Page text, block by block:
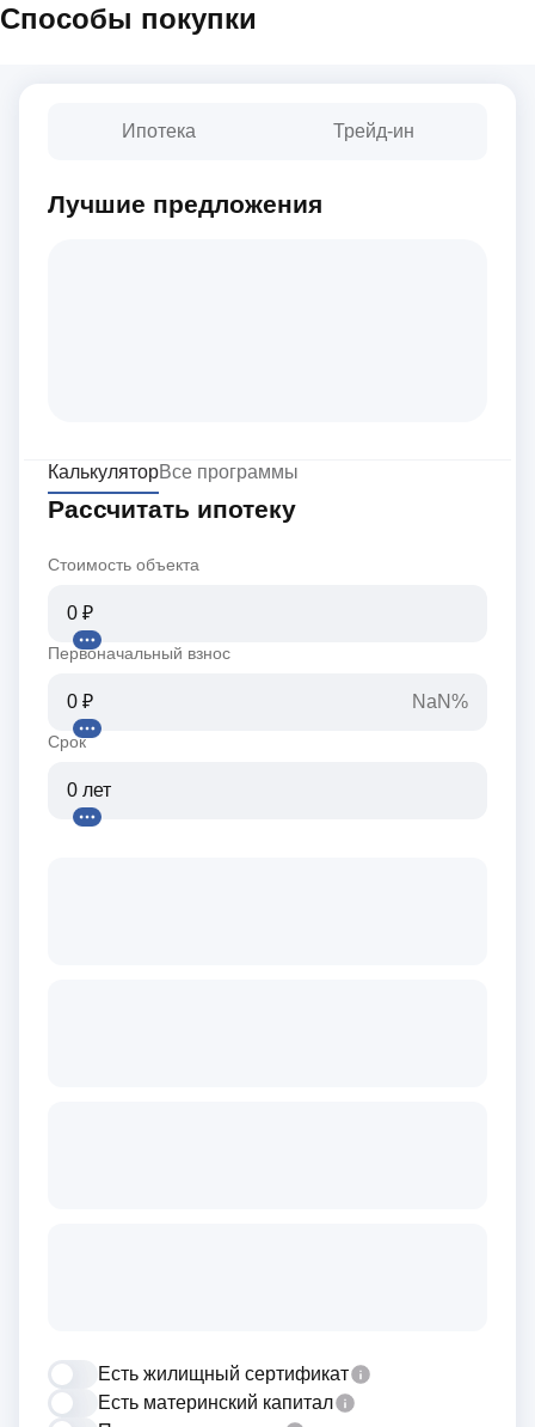
Способы покупки
Ипотека Трейд-ин
Лучшие предложения
КалькуляторВсе программы
Рассчитать ипотеку
Стоимость объекта
Первоначальный взнос
NaN%
Срок
Есть жилищный сертификат
Есть материнский капитал